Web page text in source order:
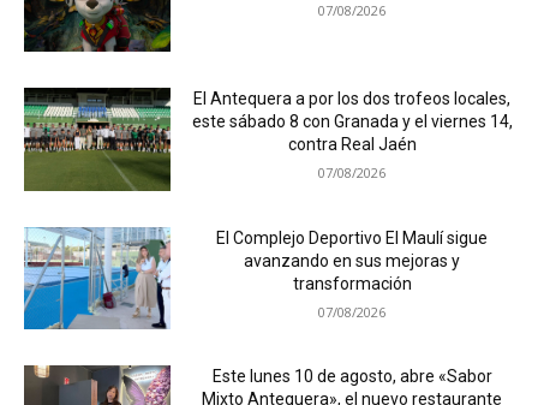
07/08/2026
El Antequera a por los dos trofeos locales,
este sábado 8 con Granada y el viernes 14,
contra Real Jaén
07/08/2026
El Complejo Deportivo El Maulí sigue
avanzando en sus mejoras y
transformación
07/08/2026
Este lunes 10 de agosto, abre «Sabor
Mixto Antequera», el nuevo restaurante